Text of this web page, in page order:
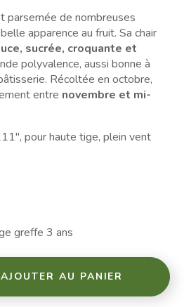
parsemée de nombreuses
apparence au fruit. Sa chair
sucrée, croquante et
polyvalence, aussi bonne à
Récoltée en octobre,
entre novembre et mi-
pour haute tige, plein vent
greffe 3 ans
AJOUTER AU PANIER